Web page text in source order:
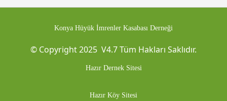
Web sitesine git
Konya Hüyük İmrenler Kasabası Derneği
© Copyright 2025 V4.7 Tüm Hakları Saklıdır.
Hazır Dernek Sitesi
Hazır Köy Sitesi